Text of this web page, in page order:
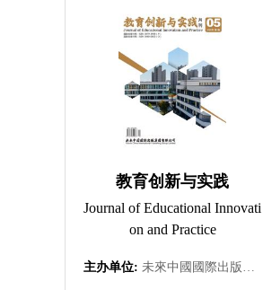
教育创新与实践
Journal of Educational Innovati
on and Practice
主办单位: 未來中國國際出版集團有限公司